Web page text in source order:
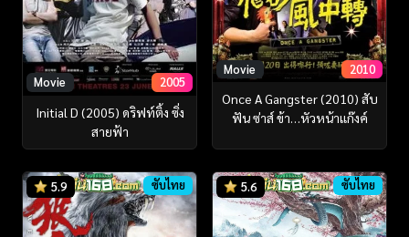
Movie 2005
Initial D (2005) ดริฟท์ติ้ง ซิ่ง
สายฟ้า
Movie 2010
Once A Gangster (2010) สับ
ฟัน ซ่าส์ ข้า…หัวหน้าแก๊งค์
5.9 ซับไทย 5.6 ซับไทย